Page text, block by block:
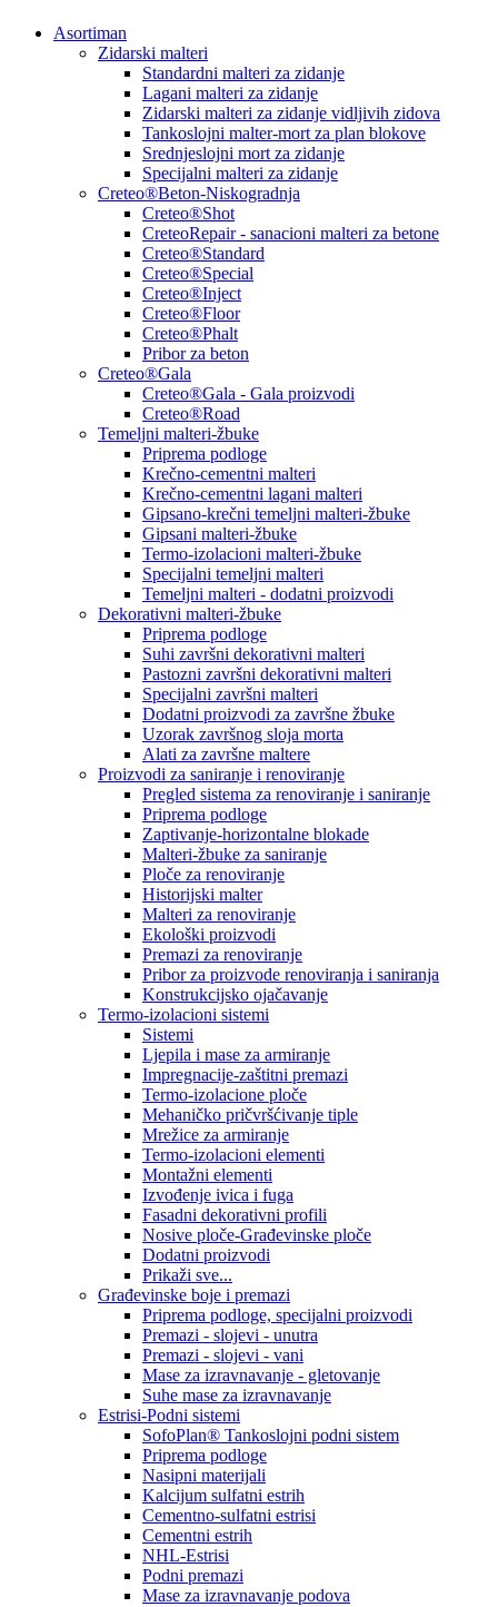
Asortiman
Zidarski malteri
Standardni malteri za zidanje
Lagani malteri za zidanje
Zidarski malteri za zidanje vidljivih zidova
Tankoslojni malter-mort za plan blokove
Srednjeslojni mort za zidanje
Specijalni malteri za zidanje
Creteo®Beton-Niskogradnja
Creteo®Shot
CreteoRepair - sanacioni malteri za betone
Creteo®Standard
Creteo®Special
Creteo®Inject
Creteo®Floor
Creteo®Phalt
Pribor za beton
Creteo®Gala
Creteo®Gala - Gala proizvodi
Creteo®Road
Temeljni malteri-žbuke
Priprema podloge
Krečno-cementni malteri
Krečno-cementni lagani malteri
Gipsano-krečni temeljni malteri-žbuke
Gipsani malteri-žbuke
Termo-izolacioni malteri-žbuke
Specijalni temeljni malteri
Temeljni malteri - dodatni proizvodi
Dekorativni malteri-žbuke
Priprema podloge
Suhi završni dekorativni malteri
Pastozni završni dekorativni malteri
Specijalni završni malteri
Dodatni proizvodi za završne žbuke
Uzorak završnog sloja morta
Alati za završne maltere
Proizvodi za saniranje i renoviranje
Pregled sistema za renoviranje i saniranje
Priprema podloge
Zaptivanje-horizontalne blokade
Malteri-žbuke za saniranje
Ploče za renoviranje
Historijski malter
Malteri za renoviranje
Ekološki proizvodi
Premazi za renoviranje
Pribor za proizvode renoviranja i saniranja
Konstrukcijsko ojačavanje
Termo-izolacioni sistemi
Sistemi
Ljepila i mase za armiranje
Impregnacije-zaštitni premazi
Termo-izolacione ploče
Mehaničko pričvršćivanje tiple
Mrežice za armiranje
Termo-izolacioni elementi
Montažni elementi
Izvođenje ivica i fuga
Fasadni dekorativni profili
Nosive ploče-Građevinske ploče
Dodatni proizvodi
Prikaži sve...
Građevinske boje i premazi
Priprema podloge, specijalni proizvodi
Premazi - slojevi - unutra
Premazi - slojevi - vani
Mase za izravnavanje - gletovanje
Suhe mase za izravnavanje
Estrisi-Podni sistemi
SofoPlan® Tankoslojni podni sistem
Priprema podloge
Nasipni materijali
Kalcijum sulfatni estrih
Cementno-sulfatni estrisi
Cementni estrih
NHL-Estrisi
Podni premazi
Mase za izravnavanje podova